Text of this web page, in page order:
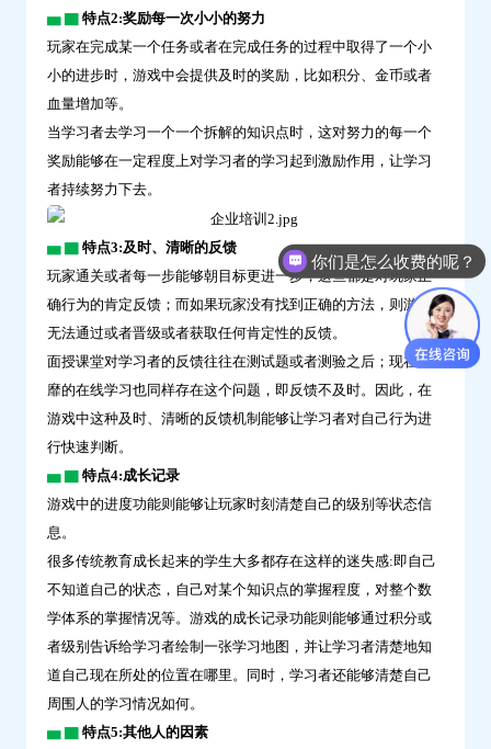
▅ ▇ 特点2:奖励每一次小小的努力
玩家在完成某一个任务或者在完成任务的过程中取得了一个小
小的进步时，游戏中会提供及时的奖励，比如积分、金币或者
血量增加等。
当学习者去学习一个一个拆解的知识点时，这对努力的每一个
奖励能够在一定程度上对学习者的学习起到激励作用，让学习
者持续努力下去。
▅ ▇ 特点3:及时、清晰的反馈
玩家通关或者每一步能够朝目标更进一步，这些都是对玩家正
确行为的肯定反馈；而如果玩家没有找到正确的方法，则游戏
无法通过或者晋级或者获取任何肯定性的反馈。
面授课堂对学习者的反馈往往在测试题或者测验之后；现在风
靡的在线学习也同样存在这个问题，即反馈不及时。因此，在
游戏中这种及时、清晰的反馈机制能够让学习者对自己行为进
行快速判断。
▅ ▇ 特点4:成长记录
游戏中的进度功能则能够让玩家时刻清楚自己的级别等状态信
息。
很多传统教育成长起来的学生大多都存在这样的迷失感:即自己
不知道自己的状态，自己对某个知识点的掌握程度，对整个数
学体系的掌握情况等。游戏的成长记录功能则能够通过积分或
者级别告诉给学习者绘制一张学习地图，并让学习者清楚地知
道自己现在所处的位置在哪里。同时，学习者还能够清楚自己
周围人的学习情况如何。
▅ ▇ 特点5:其他人的因素
你们是怎么收费的呢？